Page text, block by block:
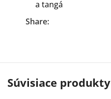
a tangá
Share:
Súvisiace produkty